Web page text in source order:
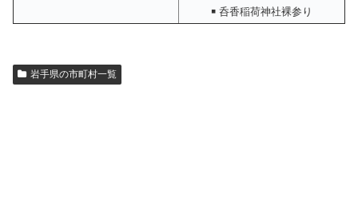
￭ 呑香稲荷神社裸参り
岩手県の市町村一覧